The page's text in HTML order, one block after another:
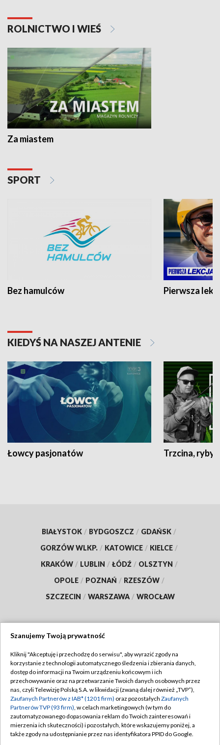
ROLNICTWO I WIEŚ
Za miastem
SPORT
Bez hamulców Pierwsza
KIEDYŚ NA NASZEJ ANTENIE
Łowcy pasjonatów Trzcina, ryby
BIAŁYSTOK / BYDGOSZCZ / GDAŃSK /
GORZÓW WLKP. / KATOWICE / KIELCE /
KRAKÓW / LUBLIN / ŁÓDŹ / OLSZTYN /
OPOLE / POZNAŃ / RZESZÓW /
SZCZECIN / WARSZAWA / WROCŁAW
TVP
Abonament TVP
Emisja w TVP
Centrum informacji TVP
Naziemna Telewizja Cyfrowa
Regulamin TVP
Polityka prywatności
Moje zgody
Pomoc
Szanujemy Twoją prywatność
Kliknij "Akceptuję i przechodzę do serwisu", aby wyrazić zgody na
korzystanie z technologii automatycznego śledzenia i zbierania danych,
dostęp do informacji na Twoim urządzeniu końcowym i ich
przechowywanie oraz na przetwarzanie Twoich danych osobowych przez
nas, czyli Telewizję Polską S.A. w likwidacji (zwaną dalej również „TVP”),
Zaufanych Partnerów z IAB* (1201 firm) oraz pozostałych Zaufanych
Partnerów TVP (93 firm), w celach marketingowych (w tym do
zautomatyzowanego dopasowania reklam do Twoich zainteresowań i
mierzenia ich skuteczności) i pozostałych, które wskazujemy poniżej, a
także zgody na udostępnianie przez nas identyfikatora PPID do Google.